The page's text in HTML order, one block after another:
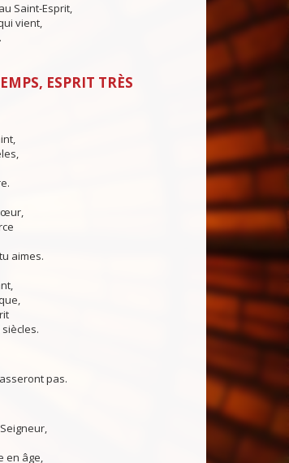
Saint-Esprit,
vient,
ESPRIT TRÈS
aimes.
pas.
en âge,